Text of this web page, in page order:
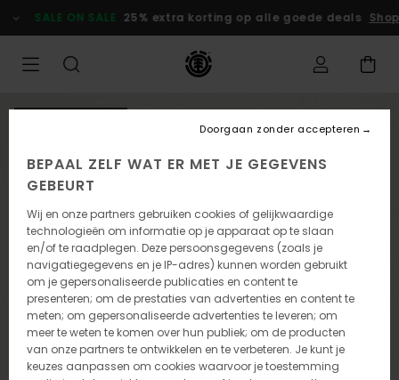
naar
Productinformatie
SALE ON SALE 25% extra korting op alle goede deals
BEPAAL ZELF WAT ER MET JE GEGEVENS
GEBEURT
Wij en onze partners gebruiken cookies of gelijkwaardige
technologieën om informatie op je apparaat op te slaan
en/of te raadplegen. Deze persoonsgegevens (zoals je
navigatiegegevens en je IP-adres) kunnen worden gebruikt
om je gepersonaliseerde publicaties en content te
presenteren; om de prestaties van advertenties en content te
meten; om gepersonaliseerde advertenties te leveren; om
meer te weten te komen over hun publiek; om de producten
van onze partners te ontwikkelen en te verbeteren. Je kunt je
keuzes aanpassen om cookies waarvoor je toestemming
Doorgaan zonder accepteren